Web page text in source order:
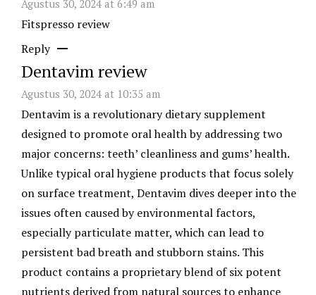
Agustus 30, 2024 at 6:49 am
Fitspresso review
Reply
Dentavim review
Agustus 30, 2024 at 10:35 am
Dentavimis a revolutionary dietary supplement
designed to promote oral health by addressing two
major concerns: teeth’ cleanliness and gums’ health.
Unlike typical oral hygiene products that focus solely
on surface treatment, Dentavim dives deeper into the
issues often caused by environmental factors,
especially particulate matter, which can lead to
persistent bad breath and stubborn stains. This
product contains a proprietary blend of six potent
nutrients derived from natural sources to enhance